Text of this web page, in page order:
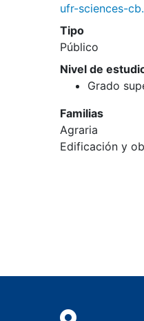
ufr-sciences-
Tipo
Público
Nivel de
Grado
Familias
Agraria
Edificación y